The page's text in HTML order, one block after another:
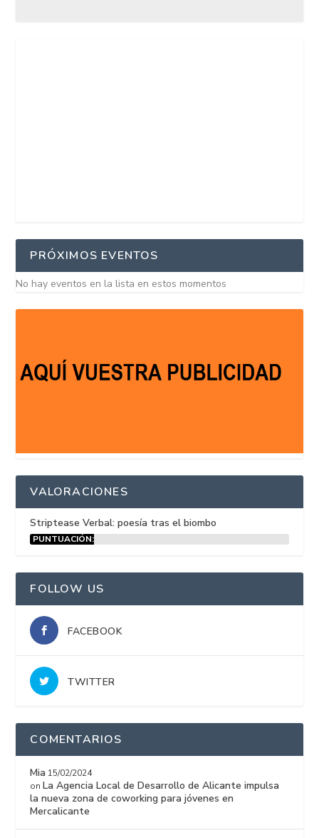
PRÓXIMOS EVENTOS
No hay eventos en la lista en estos momentos
VALORACIONES
Striptease Verbal: poesía tras el biombo
PUNTUACIÓN:
FOLLOW US
FACEBOOK
TWITTER
COMENTARIOS
Mia 15/02/2024
on La Agencia Local de Desarrollo de Alicante impulsa
la nueva zona de coworking para jóvenes en
Mercalicante